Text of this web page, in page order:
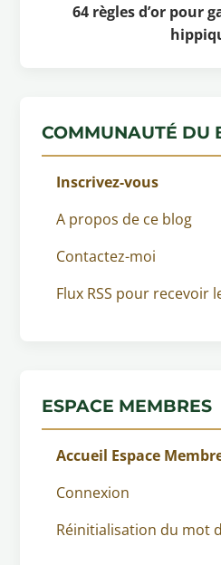
64 règles d’or pour
COMMUNAUTÉ DU
Inscrivez-vous
A propos de ce blog
Contactez-moi
Flux RSS pour recevoir
ESPACE MEMBRES
Accueil Espace
Connexion
Réinitialisation du mot